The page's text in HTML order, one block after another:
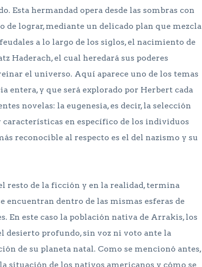
Esta hermandad opera desde las sombras con
de lograr, mediante un delicado plan que mezcla
a lo largo de los siglos, el nacimiento de
Haderach, el cual heredará sus poderes
el universo. Aquí aparece uno de los temas
entera, y que será explorado por Herbert cada
novelas: la eugenesia, es decir, la selección
en específico de los individuos
reconocible al respecto es el del nazismo y su
resto de la ficción y en la realidad, termina
encuentran dentro de las mismas esferas de
En este caso la población nativa de Arrakis, los
desierto profundo, sin voz ni voto ante la
de su planeta natal. Como se mencionó antes,
situación de los nativos americanos y cómo se